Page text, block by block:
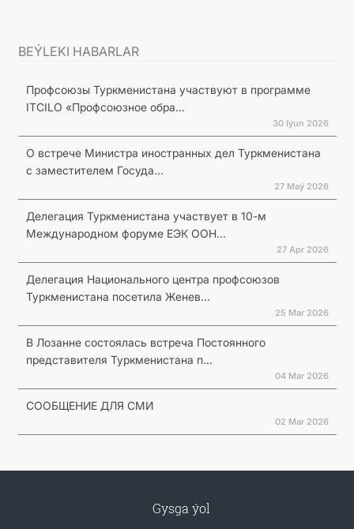
BEÝLEKI HABARLAR
Профсоюзы Туркменистана участвуют в программе
ITCILO «Профсоюзное обра...
30 Iýun 2026
О встрече Министра иностранных дел Туркменистана
с заместителем Госуда...
27 Maý 2026
Делегация Туркменистана участвует в 10-м
Международном форуме ЕЭК ООН...
27 Apr 2026
Делегация Национального центра профсоюзов
Туркменистана посетила Женев...
25 Mar 2026
В Лозанне состоялась встреча Постоянного
представителя Туркменистана п...
04 Mar 2026
СООБЩЕНИЕ ДЛЯ СМИ
02 Mar 2026
Gysga ýol